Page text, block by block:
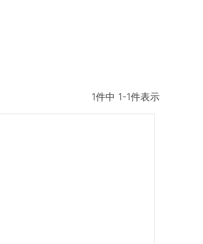
1件中 1-1件表示